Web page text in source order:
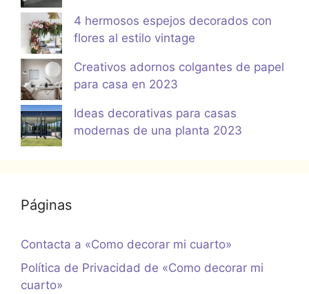
4 hermosos espejos decorados con
flores al estilo vintage
Creativos adornos colgantes de papel
para casa en 2023
Ideas decorativas para casas
modernas de una planta 2023
Páginas
Contacta a «Como decorar mi cuarto»
Política de Privacidad de «Como decorar mi
cuarto»